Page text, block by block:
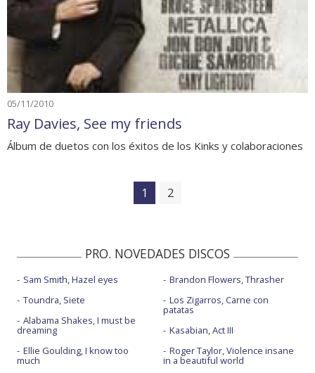
05/11/2010
Ray Davies, See my friends
Álbum de duetos con los éxitos de los Kinks y colaboraciones
1 2
PRO. NOVEDADES DISCOS
Sam Smith, Hazel eyes
Toundra, Siete
Alabama Shakes, I must be
dreaming
Ellie Goulding, I know too
much
Brandon Flowers, Thrasher
Los Zigarros, Carne con
patatas
Kasabian, Act III
Roger Taylor, Violence insane
in a beautiful world